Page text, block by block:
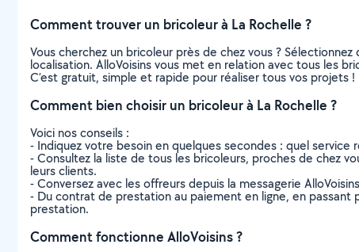
Comment trouver un bricoleur à La Rochelle ?
Vous cherchez un bricoleur près de chez vous ?
localisation. AlloVoisins vous met en relation avec tous les
C’est gratuit, simple et rapide pour réaliser tous vos projets !
Comment bien choisir un bricoleur à La Rochelle ?
Voici nos conseils :
- Indiquez votre besoin en quelques secondes : quel
- Consultez la liste de tous les bricoleurs, proches de chez
leurs clients.
- Conversez avec les offreurs depuis la messagerie
- Du contrat de prestation au paiement en ligne, en passant
prestation.
Comment fonctionne AlloVoisins ?